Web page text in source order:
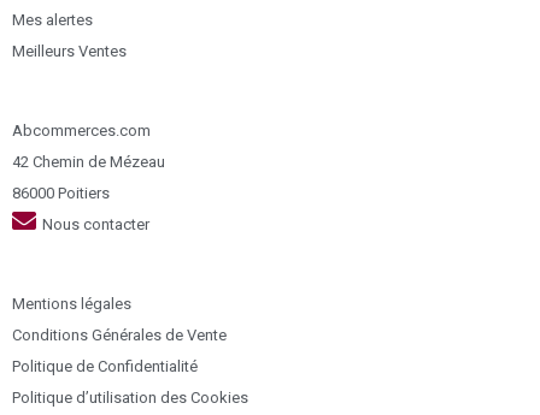
Mes alertes
Meilleurs Ventes
Abcommerces.com
42 Chemin de Mézeau
86000 Poitiers
Nous contacter
Mentions légales
Conditions Générales de Vente
Politique de Confidentialité
Politique d’utilisation des Cookies